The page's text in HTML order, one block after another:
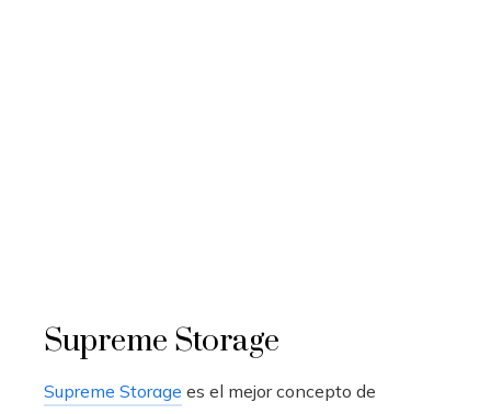
Supreme Storage
Supreme Storage es el mejor concepto de